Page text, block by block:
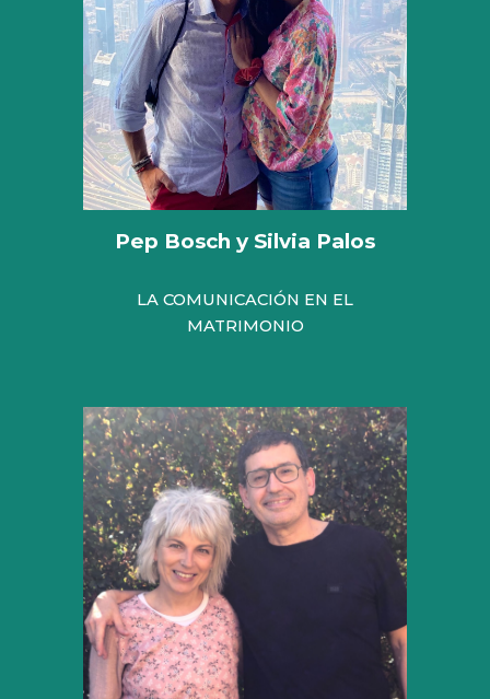
Pep Bosch y Silvia Palos
LA COMUNICACIÓN EN EL
MATRIMONIO